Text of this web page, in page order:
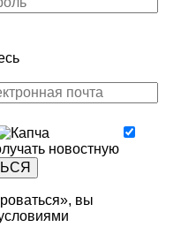
новостную
вы